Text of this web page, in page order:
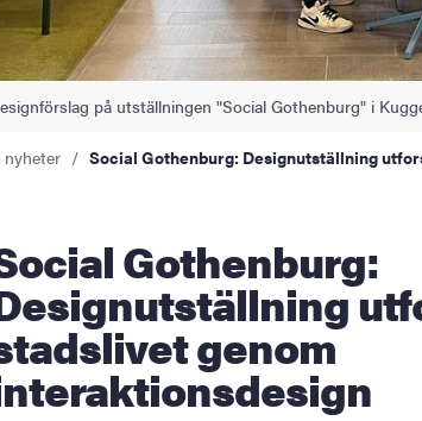
på utställningen "Social Gothenburg" i
nyheter Social Gothenburg: Designutställning
genom